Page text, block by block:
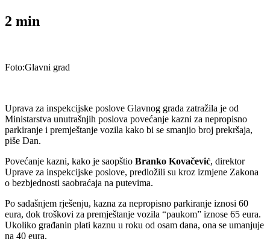
2 min
Foto:Glavni grad
Uprava za inspekcijske poslove Glavnog grada zatražila je od
Ministarstva unutrašnjih poslova povećanje kazni za nepropisno
parkiranje i premještanje vozila kako bi se smanjio broj prekršaja,
piše Dan.
Povećanje kazni, kako je saopštio Branko Kovačević, direktor
Uprave za inspekcijske poslove, predložili su kroz izmjene Zakona
o bezbjednosti saobraćaja na putevima.
Po sadašnjem rješenju, kazna za nepropisno parkiranje iznosi 60
eura, dok troškovi za premještanje vozila “paukom” iznose 65 eura.
Ukoliko građanin plati kaznu u roku od osam dana, ona se umanjuje
na 40 eura.